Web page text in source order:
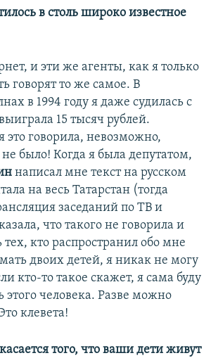
в столь широко известное
и эти же агенты, как я только
говорят то же самое. В
в 1994 году я даже судилась с
15 тысяч рублей.
это говорила, невозможно,
не было! Когда я была депутатом,
написал мне текст на русском
на весь Татарстан (тогда
заседаний по ТВ и
что такого не говорила и
кто распространил обо мне
двоих детей, я никак не могу
кто-то такое скажет, я сама буду
этого человека. Разве можно
клевета!
того, что ваши дети живут